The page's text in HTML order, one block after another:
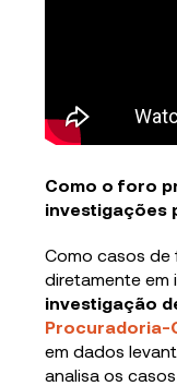
Como o foro
investigações
Como casos de
diretamente em
investigação
Procuradoria-
em dados
analisa os